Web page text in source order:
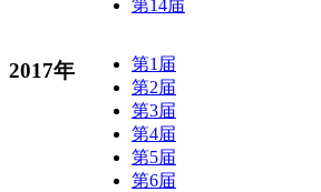
第14届
2017年
第1届
第2届
第3届
第4届
第5届
第6届